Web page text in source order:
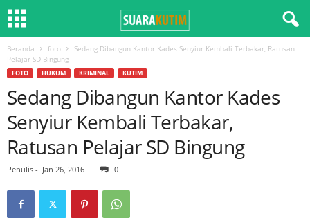
Beranda foto
Sedang Dibangun Kantor Kades Senyiur Kembali Terbakar, Ratusan
Pelajar SD Bingung
FOTO HUKUM KRIMINAL KUTIM
Sedang Dibangun Kantor Kades
Senyiur Kembali Terbakar,
Ratusan Pelajar SD Bingung
Penulis - Jan 26, 2016 0